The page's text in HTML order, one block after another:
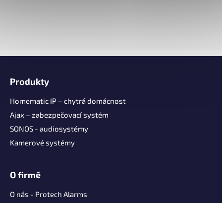
Produkty
Homematic IP – chytrá domácnost
Ajax – zabezpečovací systém
SONOS - audiosystémy
Kamerové systémy
O firmě
O nás - Protech Alarms